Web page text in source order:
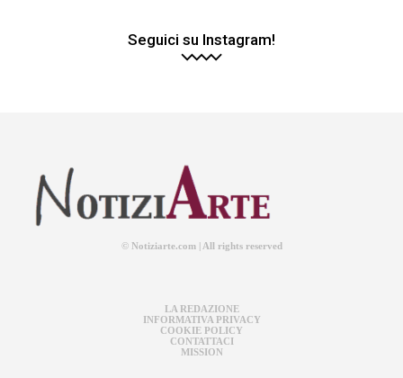
Seguici su Instagram!
© Notiziarte.com | All rights reserved
LA REDAZIONE
INFORMATIVA PRIVACY
COOKIE POLICY
CONTATTACI
MISSION